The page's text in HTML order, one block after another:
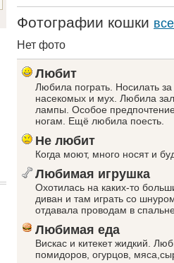
Фотографии кошки
Нет фото
Любит
Любила пограть. Носилать
насекомых и мух. Любила
лампы. Особое
ногам. Ещё любила поесть.
Не любит
Когда моют, много носят и
Любимая игрушка
Охотилась на каких-то
диван и там играть со
отдавала проводам в
Любимая еда
Вискас и китекет жидкий.
помидоров, огурцов,